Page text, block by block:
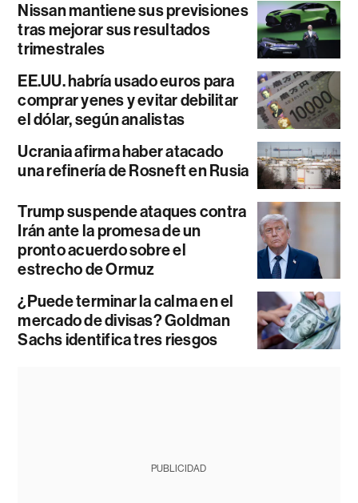
Nissan mantiene sus previsiones
tras mejorar sus resultados
trimestrales
EE.UU. habría usado euros para
comprar yenes y evitar debilitar
el dólar, según analistas
Ucrania afirma haber atacado
una refinería de Rosneft en Rusia
Trump suspende ataques contra
Irán ante la promesa de un
pronto acuerdo sobre el
estrecho de Ormuz
¿Puede terminar la calma en el
mercado de divisas? Goldman
Sachs identifica tres riesgos
PUBLICIDAD